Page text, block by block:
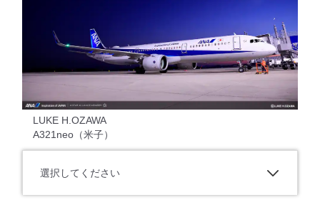
LUKE H.OZAWA
A321neo（米子）
選択してください